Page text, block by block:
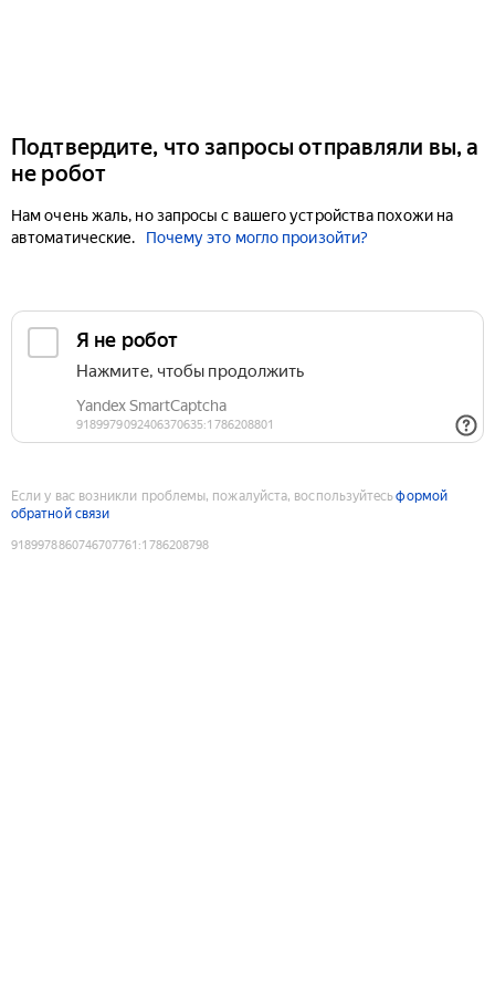
Подтвердите, что запросы отправляли вы, а
не робот
Нам очень жаль, но запросы с вашего устройства похожи на
автоматические.
Почему это могло произойти?
Если у вас возникли проблемы, пожалуйста, воспользуйтесьформой
обратной связи
9189978860746707761 :1786208798